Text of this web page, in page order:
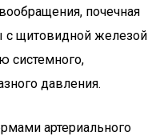
почечная
с щитовидной железой
системного,
давления.
артериального